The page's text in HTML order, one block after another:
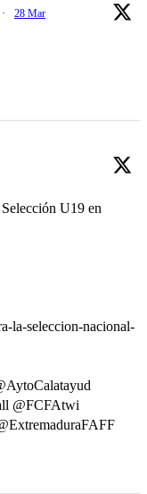
· 28 Mar
U19 en
la-seleccion-nacional-
@FCFAtwi